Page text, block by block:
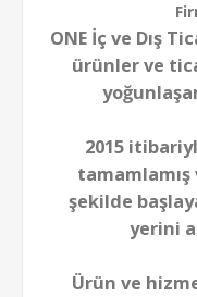
ONE İç ve Dış
ürünler ve
2015
tamamlamış
şekilde
yerini
Ürün ve